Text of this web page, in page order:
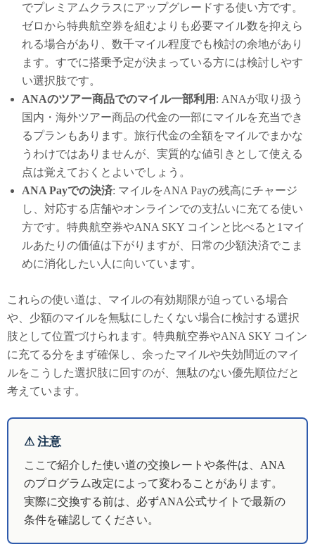
でプレミアムクラスにアップグレードする使い方です。
ゼロから特典航空券を組むよりも必要マイル数を抑えら
れる場合があり、数千マイル程度でも検討の余地があり
ます。すでに搭乗予定が決まっている方には検討しやす
い選択肢です。
ANAのツアー商品でのマイル一部利用 : ANAが取り扱う
国内・海外ツアー商品の代金の一部にマイルを充当でき
るプランもあります。旅行代金の全額をマイルでまかな
うわけではありませんが、実質的な値引きとして使える
点は覚えておくとよいでしょう。
ANA Payでの決済: マイルをANA Payの残高にチャージ
し、対応する店舗やオンラインでの支払いに充てる使い
方です。特典航空券やANA SKY コインと比べると1マイ
ルあたりの価値は下がりますが、日常の少額決済でこま
めに消化したい人に向いています。
これらの使い道は、マイルの有効期限が迫っている場合
や、少額のマイルを無駄にしたくない場合に検討する選択
肢として位置づけられます。特典航空券やANA SKY コイン
に充てる分をまず確保し、余ったマイルや失効間近のマイ
ルをこうした選択肢に回すのが、無駄のない優先順位だと
考えています。
⚠ 注意
ここで紹介した使い道の交換レートや条件は、ANA
のプログラム改定によって変わることがあります。
実際に交換する前は、必ずANA公式サイトで最新の
条件を確認してください。